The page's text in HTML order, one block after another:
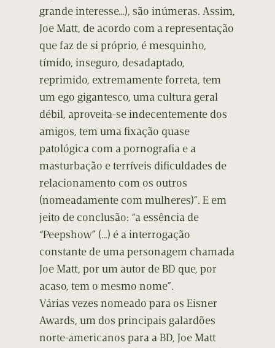
grande interesse…), são inúmeras. Assim,
Joe Matt, de acordo com a representação
que faz de si próprio, é mesquinho,
tímido, inseguro, desadaptado,
reprimido, extremamente forreta, tem
um ego gigantesco, uma cultura geral
débil, aproveita-se indecentemente dos
amigos, tem uma fixação quase
patológica com a pornografia e a
masturbação e terríveis dificuldades de
relacionamento com os outros
(nomeadamente com mulheres)”. E em
jeito de conclusão: “a essência de
“Peepshow” (…) é a interrogação
constante de uma personagem chamada
Joe Matt, por um autor de BD que, por
acaso, tem o mesmo nome”.
Várias vezes nomeado para os Eisner
Awards, um dos principais galardões
norte-americanos para a BD, Joe Matt